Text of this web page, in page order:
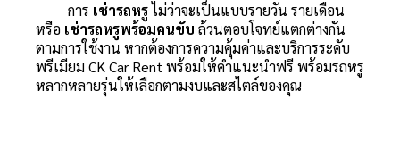
การ เช่ารถหรูไม่ว่าจะเป็นแบบรายวัน รายเดือน
หรือ เช่ารถหรูพร้อมคนขับ ล้วนตอบโจทย์แตกต่างกัน
ตามการใช้งาน หากต้องการความคุ้มค่าและบริการระดับ
พรีเมียม CK Car Rent พร้อมให้คำแนะนำฟรี พร้อมรถหรู
หลากหลายรุ่นให้เลือกตามงบและสไตล์ของคุณ